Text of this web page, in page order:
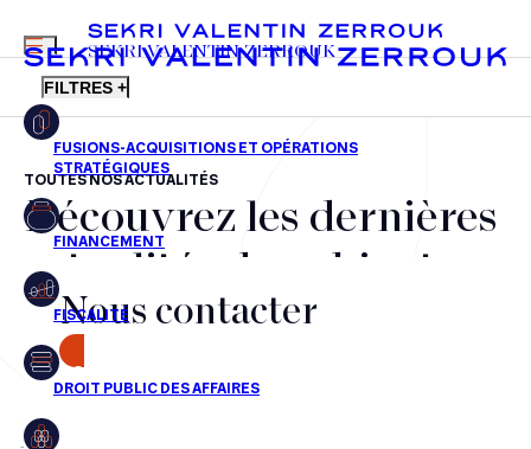
FR EN
MENU
SEKRI VALENTIN ZERROUK
FILTRES +
Fusions-acquisitions et opérations stratégiques
Financement
Fiscalité
Droit public des affaires
Droit social
TOUTES NOS ACTUALITÉS
Découvrez les dernières
actualités du cabinet,
nos récompenses et nos
transactions, jour après
jour
Nous contacter